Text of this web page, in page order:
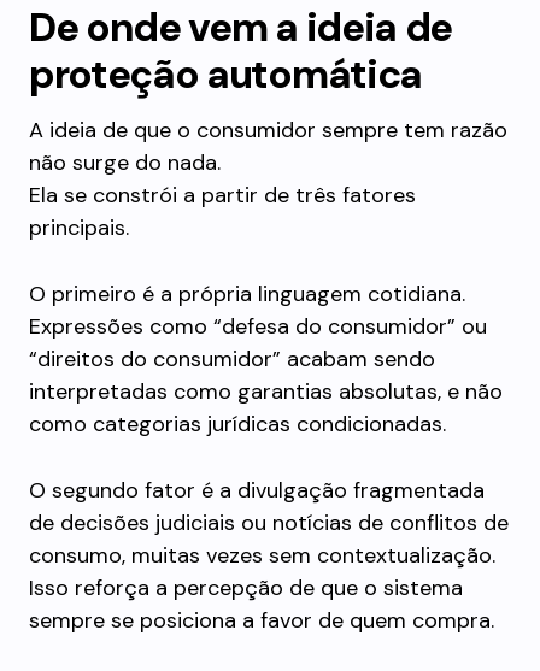
De onde vem a ideia de
proteção automática
A ideia de que o consumidor sempre tem razão
não surge do nada.
Ela se constrói a partir de três fatores
principais.
O primeiro é a própria linguagem cotidiana.
Expressões como “defesa do consumidor” ou
“direitos do consumidor” acabam sendo
interpretadas como garantias absolutas, e não
como categorias jurídicas condicionadas.
O segundo fator é a divulgação fragmentada
de decisões judiciais ou notícias de conflitos de
consumo, muitas vezes sem contextualização.
Isso reforça a percepção de que o sistema
sempre se posiciona a favor de quem compra.